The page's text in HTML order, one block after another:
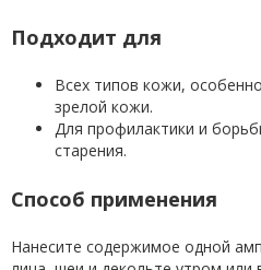
Подходит для
Всех типов кожи,
зрелой кожи.
Для профилактики и
старения.
Способ применения
Нанесите содержимое одной